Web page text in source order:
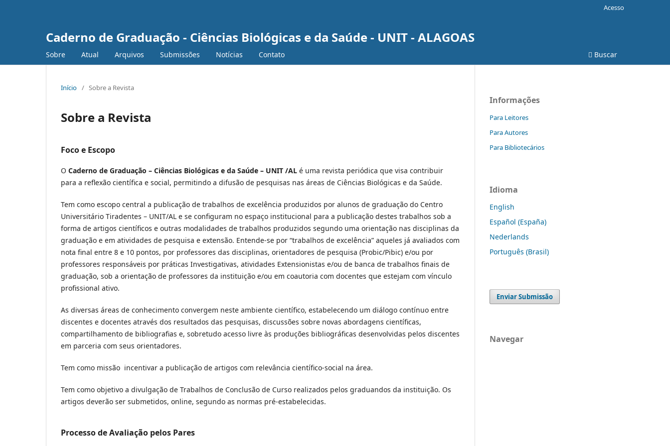
Caderno de Graduação - Ciências Biológicas e da Saúde - UNIT - ALAGOAS
Sobre Atual Arquivos Submissões Notícias Contato Buscar
Acesso
Início / Sobre a Revista
Sobre a Revista
Foco e Escopo
O Caderno de Graduação – Ciências Biológicas e da Saúde – UNIT /AL é uma revista periódica que visa contribuir
para a reflexão científica e social, permitindo a difusão de pesquisas nas áreas de Ciências Biológicas e da Saúde.
Tem como escopo central a publicação de trabalhos de excelência produzidos por alunos de graduação do Centro
Universitário Tiradentes – UNIT/AL e se configuram no espaço institucional para a publicação destes trabalhos sob a
forma de artigos científicos e outras modalidades de trabalhos produzidos segundo uma orientação nas disciplinas da
graduação e em atividades de pesquisa e extensão. Entende-se por “trabalhos de excelência” aqueles já avaliados com
nota final entre 8 e 10 pontos, por professores das disciplinas, orientadores de pesquisa (Probic/Pibic) e/ou por
professores responsáveis por práticas Investigativas, atividades Extensionistas e/ou de banca de trabalhos finais de
graduação, sob a orientação de professores da instituição e/ou em coautoria com docentes que estejam com vínculo
profissional ativo.
As diversas áreas de conhecimento convergem neste ambiente científico, estabelecendo um diálogo contínuo entre
discentes e docentes através dos resultados das pesquisas, discussões sobre novas abordagens científicas,
compartilhamento de bibliografias e, sobretudo acesso livre às produções bibliográficas desenvolvidas pelos discentes
em parceria com seus orientadores.
Tem como missão incentivar a publicação de artigos com relevância científico-social na área.
Tem como objetivo a divulgação de Trabalhos de Conclusão de Curso realizados pelos graduandos da instituição. Os
artigos deverão ser submetidos, online, segundo as normas pré-estabelecidas.
Processo de Avaliação pelos Pares
Informações
Para Leitores
Para Autores
Para Bibliotecários
Idioma
English
Español (España)
Nederlands
Português (Brasil)
Enviar Submissão
Navegar